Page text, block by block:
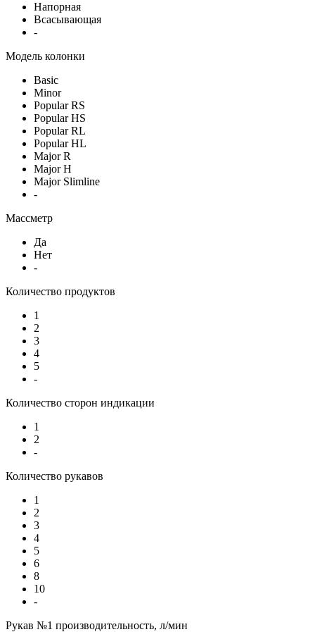
Напорная
Всасывающая
-
Модель колонки
Basic
Minor
Popular RS
Popular HS
Popular RL
Popular HL
Major R
Major H
Major Slimline
-
Массметр
Да
Нет
-
Количество продуктов
1
2
3
4
5
-
Количество сторон индикации
1
2
-
Количество рукавов
1
2
3
4
5
6
8
10
-
Рукав №1 производительность, л/мин